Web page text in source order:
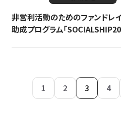
非営利活動のためのファンドレ
助成プログラム「
1 2 3 4